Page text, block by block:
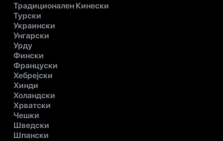
Традиционален Кинески
Турски
Украински
Унгарски
Урду
Фински
Француски
Хебрејски
Хинди
Холандски
Хрватски
Чешки
Шведски
Шпански